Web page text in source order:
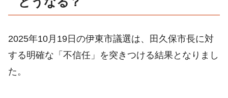
2025年10月19日の伊東市議選は、田久保市長に対
する明確な「不信任」を突きつける結果となりまし
た。